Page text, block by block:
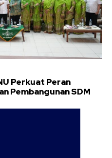
Perkuat Peran
Pembangunan SDM